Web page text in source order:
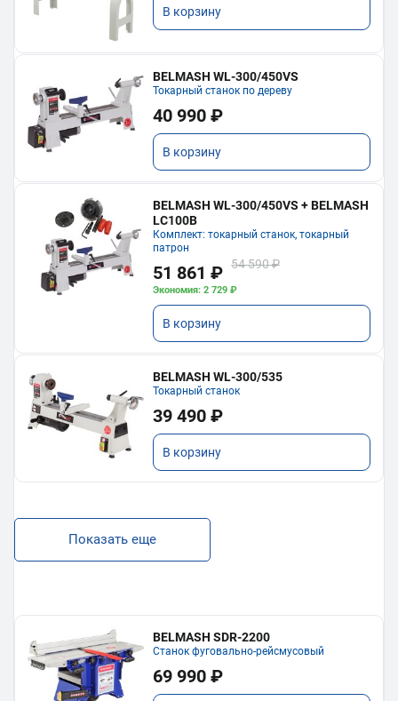
В корзину
BELMASH WL-300/450VS
Токарный станок по дереву
40 990 ₽
В корзину
BELMASH WL-300/450VS + BELMASH
LC100B
Комплект: токарный станок, токарный
патрон
51 861 ₽ 54 590 ₽
Экономия: 2 729 ₽
В корзину
BELMASH WL-300/535
Токарный станок
39 490 ₽
В корзину
Показать еще
BELMASH SDR-2200
Станок фуговально-рейсмусовый
69 990 ₽